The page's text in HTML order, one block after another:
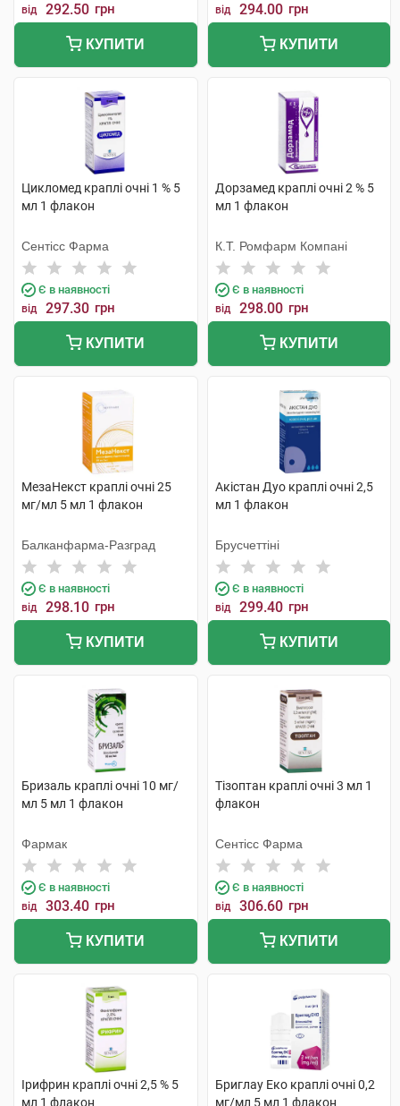
від 292.50 грн
КУПИТИ
від 294.00 грн
КУПИТИ
Цикломед краплі очні 1 % 5
мл 1 флакон
Сентісс Фарма
Є в наявності
від 297.30 грн
КУПИТИ
Дорзамед краплі очні 2 % 5
мл 1 флакон
К.Т. Ромфарм Компані
Є в наявності
від 298.00 грн
КУПИТИ
МезаНекст краплі очні 25
мг/мл 5 мл 1 флакон
Балканфарма-Разград
Є в наявності
від 298.10 грн
КУПИТИ
Акістан Дуо краплі очні 2,5
мл 1 флакон
Брусчеттіні
Є в наявності
від 299.40 грн
КУПИТИ
Бризаль краплі очні 10 мг/
мл 5 мл 1 флакон
Фармак
Є в наявності
від 303.40 грн
КУПИТИ
Тізоптан краплі очні 3 мл 1
флакон
Сентісс Фарма
Є в наявності
від 306.60 грн
КУПИТИ
Ірифрин краплі очні 2,5 % 5
мл 1 флакон
Бриглау Еко краплі очні 0,2
мг/мл 5 мл 1 флакон